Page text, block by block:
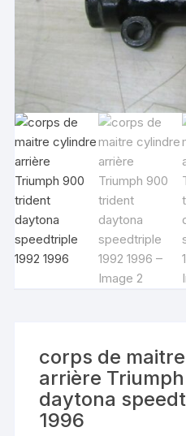
corps de
arrière
daytona
1996